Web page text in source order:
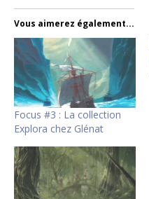
Vous aimerez également...
Focus #3 : La collection
Explora chez Glénat